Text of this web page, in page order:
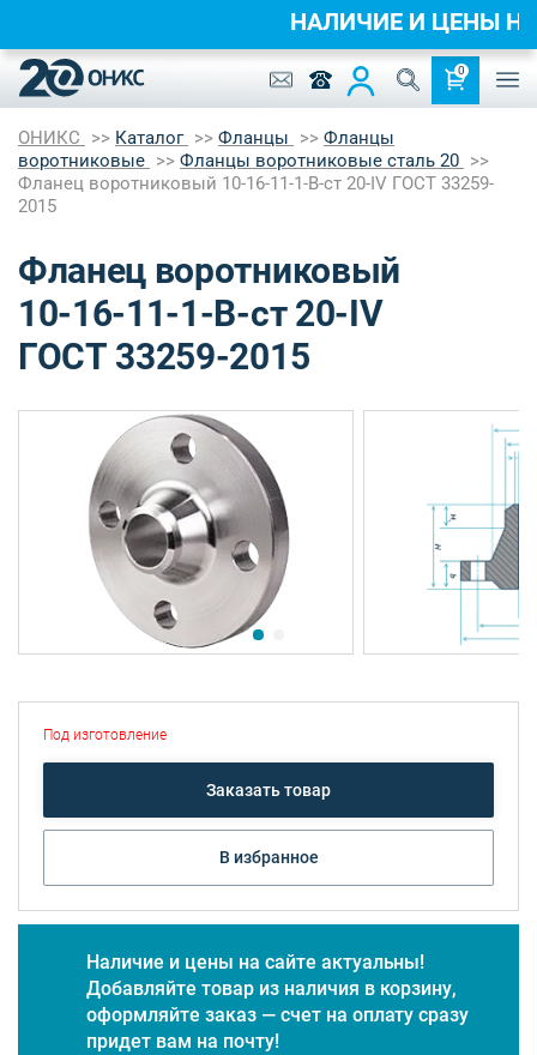
0
ОНИКС Каталог Фланцы
Фланцы
воротниковые
Фланцы воротниковые сталь 20
Фланец воротниковый 10-16-11-1-B-ст 20-IV ГОСТ 33259-
2015
Фланец воротниковый
10-16-11-1-B-ст 20-IV
ГОСТ 33259-2015
Под изготовление
Заказать товар
В избранное
Наличие и цены на сайте актуальны!
Добавляйте товар из наличия в корзину,
оформляйте заказ — счет на оплату сразу
придет вам на почту!
НАЛИЧИЕ И